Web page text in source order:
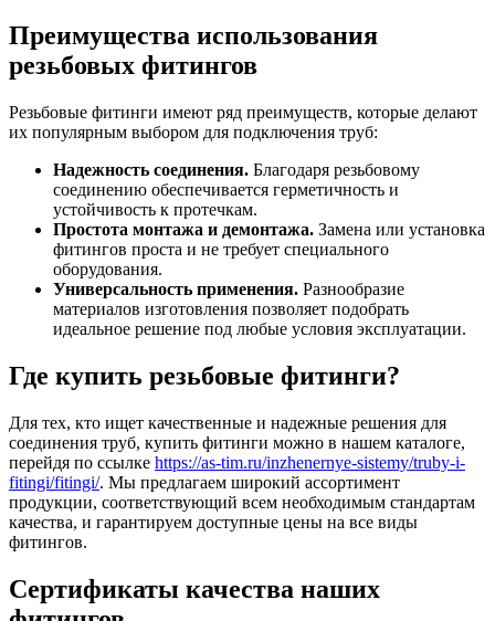
Преимущества использования
резьбовых фитингов
Резьбовые фитинги имеют ряд преимуществ, которые делают
их популярным выбором для подключения труб:
Надежность соединения. Благодаря резьбовому
соединению обеспечивается герметичность и
устойчивость к протечкам.
Простота монтажа и демонтажа. Замена или установка
фитингов проста и не требует специального
оборудования.
Универсальность применения. Разнообразие
материалов изготовления позволяет подобрать
идеальное решение под любые условия эксплуатации.
Где купить резьбовые фитинги?
Для тех, кто ищет качественные и надежные решения для
соединения труб, купить фитинги можно в нашем каталоге,
перейдя по ссылке https://as-tim.ru/inzhenernye-sistemy/truby-i-
fitingi/fitingi/. Мы предлагаем широкий ассортимент
продукции, соответствующий всем необходимым стандартам
качества, и гарантируем доступные цены на все виды
фитингов.
Сертификаты качества наших